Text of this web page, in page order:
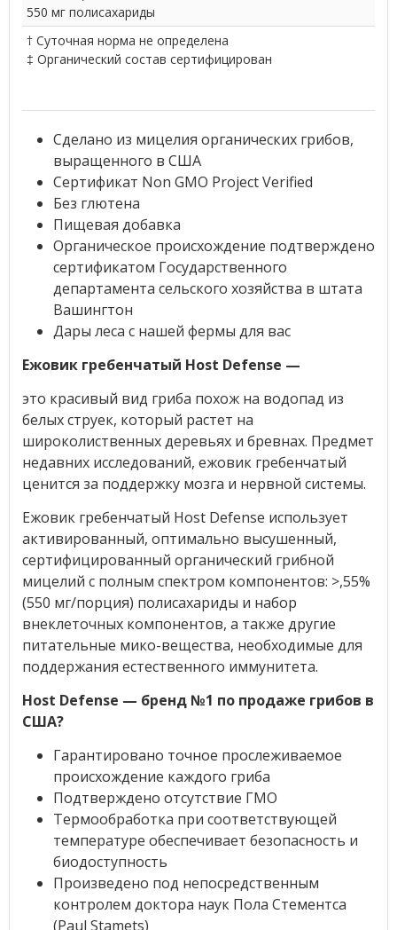
550 мг полисахариды
† Суточная норма не определена
‡ Органический состав сертифицирован
Сделано из мицелия органических грибов,
выращенного в США
Сертификат Non GMO Project Verified
Без глютена
Пищевая добавка
Органическое происхождение подтверждено
сертификатом Государственного
департамента сельского хозяйства в штата
Вашингтон
Дары леса с нашей фермы для вас
Ежовик гребенчатый Host Defense —
это красивый вид гриба похож на водопад из
белых струек, который растет на
широколиственных деревьях и бревнах. Предмет
недавних исследований, ежовик гребенчатый
ценится за поддержку мозга и нервной системы.
Ежовик гребенчатый Host Defense использует
активированный, оптимально высушенный,
сертифицированный органический грибной
мицелий с полным спектром компонентов: >,55%
(550 мг/порция) полисахариды и набор
внеклеточных компонентов, а также другие
питательные мико-вещества, необходимые для
поддержания естественного иммунитета.
Host Defense — бренд №1 по продаже грибов в
США?
Гарантировано точное прослеживаемое
происхождение каждого гриба
Подтверждено отсутствие ГМО
Термообработка при соответствующей
температуре обеспечивает безопасность и
биодоступность
Произведено под непосредственным
контролем доктора наук Пола Стементса
(Paul Stamets)